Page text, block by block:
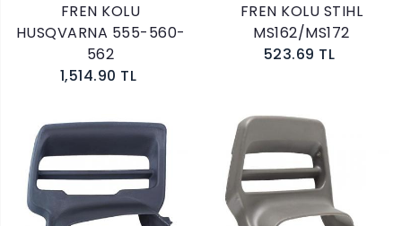
FREN KOLU
HUSQVARNA 555-560-
562
1,514.90 TL
FREN KOLU STIHL
MS162/MS172
523.69 TL